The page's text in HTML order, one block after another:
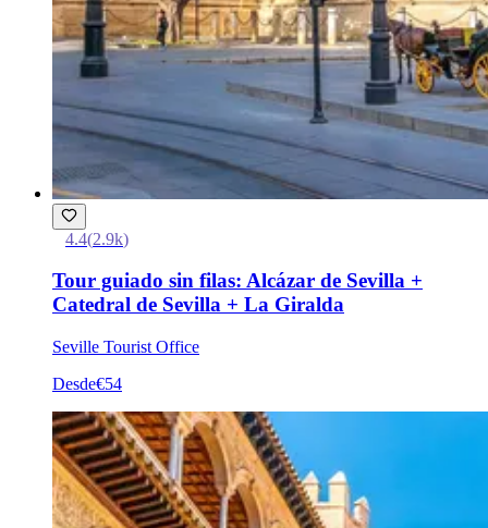
4.4(2.9k)
Tour guiado sin filas: Alcázar de Sevilla +
Catedral de Sevilla + La Giralda
Seville Tourist Office
Desde€54